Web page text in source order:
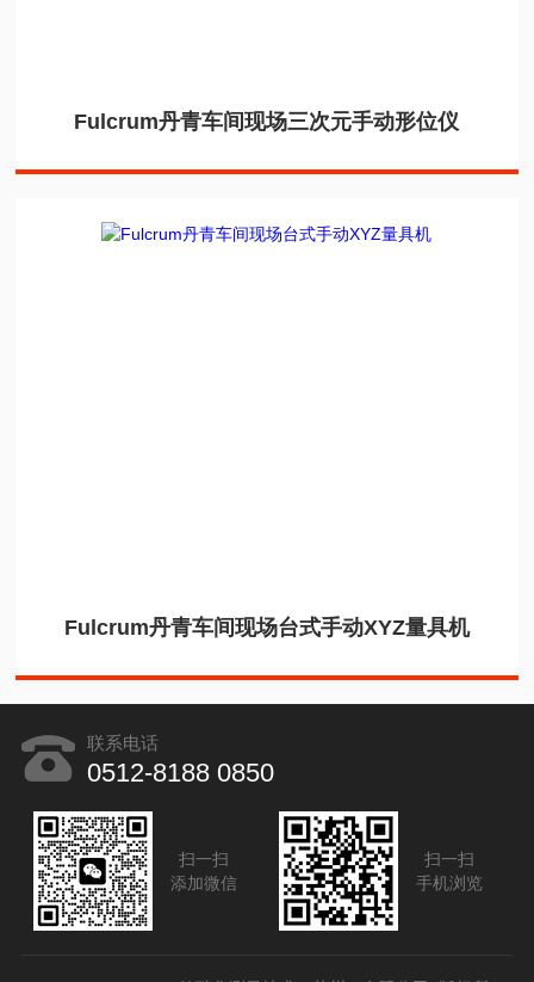
Fulcrum丹青车间现场三次元手动形位仪
Fulcrum丹青车间现场台式手动XYZ量具机
联系电话
0512-8188 0850
扫一扫
添加微信
扫一扫
手机浏览